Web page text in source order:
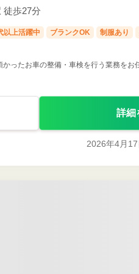
徒歩27分
以上活躍中 ブランクOK 制服あり
ったお車の整備・車検を行う業務をお
詳細
2026年4月